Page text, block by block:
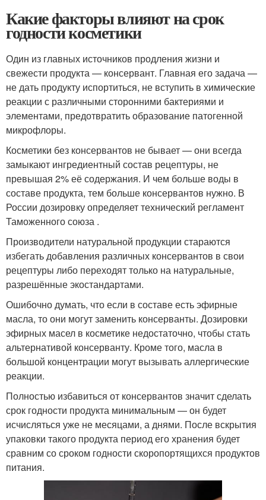
Какие факторы влияют на срок
годности косметики
Один из главных источников продления жизни и
свежести продукта — консервант. Главная его задача —
не дать продукту испортиться, не вступить в химические
реакции с различными сторонними бактериями и
элементами, предотвратить образование патогенной
микрофлоры.
Косметики без консервантов не бывает — они всегда
замыкают ингредиентный состав рецептуры, не
превышая 2% её содержания. И чем больше воды в
составе продукта, тем больше консервантов нужно. В
России дозировку определяет технический регламент
Таможенного союза .
Производители натуральной продукции стараются
избегать добавления различных консервантов в свои
рецептуры либо переходят только на натуральные,
разрешённые экостандартами.
Ошибочно думать, что если в составе есть эфирные
масла, то они могут заменить консерванты. Дозировки
эфирных масел в косметике недостаточно, чтобы стать
альтернативой консерванту. Кроме того, масла в
большой концентрации могут вызывать аллергические
реакции.
Полностью избавиться от консервантов значит сделать
срок годности продукта минимальным — он будет
исчисляться уже не месяцами, а днями. После вскрытия
упаковки такого продукта период его хранения будет
сравним со сроком годности скоропортящихся продуктов
питания.